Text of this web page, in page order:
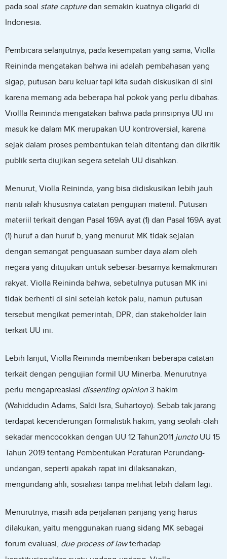
pada soal state capturedan semakin kuatnya oligarki di
Indonesia.
Pembicara selanjutnya, pada kesempatan yang sama, Violla
Reininda mengatakan bahwa ini adalah pembahasan yang
sigap, putusan baru keluar tapi kita sudah diskusikan di sini
karena memang ada beberapa hal pokok yang perlu dibahas.
Viollla Reininda mengatakan bahwa pada prinsipnya UU ini
masuk ke dalam MK merupakan UU kontroversial, karena
sejak dalam proses pembentukan telah ditentang dan dikritik
publik serta diujikan segera setelah UU disahkan.
Menurut, Violla Reininda, yang bisa didiskusikan lebih jauh
nanti ialah khususnya catatan pengujian materiil. Putusan
materiil terkait dengan Pasal 169A ayat (1) dan Pasal 169A ayat
(1) huruf a dan huruf b, yang menurut MK tidak sejalan
dengan semangat penguasaan sumber daya alam oleh
negara yang ditujukan untuk sebesar-besarnya kemakmuran
rakyat. Violla Reininda bahwa, sebetulnya putusan MK ini
tidak berhenti di sini setelah ketok palu, namun putusan
tersebut mengikat pemerintah, DPR, dan stakeholder lain
terkait UU ini.
Lebih lanjut, Violla Reininda memberikan beberapa catatan
terkait dengan pengujian formil UU Minerba. Menurutnya
perlu mengapreasiasi dissenting opinion 3 hakim
(Wahiddudin Adams, Saldi Isra, Suhartoyo). Sebab tak jarang
terdapat kecenderungan formalistik hakim, yang seolah-olah
sekadar mencocokkan dengan UU 12 Tahun2011 junctoUU 15
Tahun 2019 tentang Pembentukan Peraturan Perundang-
undangan, seperti apakah rapat ini dilaksanakan,
mengundang ahli, sosialiasi tanpa melihat lebih dalam lagi.
Menurutnya, masih ada perjalanan panjang yang harus
dilakukan, yaitu menggunakan ruang sidang MK sebagai
forum evaluasi, due process of lawterhadap